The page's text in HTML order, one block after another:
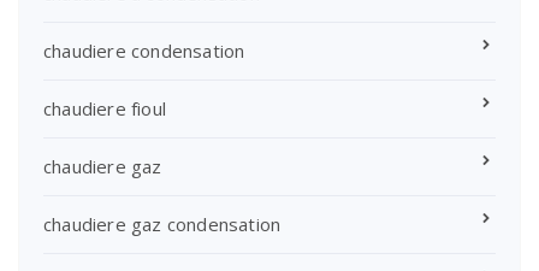
chaudiere condensation
chaudiere fioul
chaudiere gaz
chaudiere gaz condensation